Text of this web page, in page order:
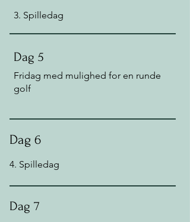
3. Spilledag
Dag 5
Fridag med mulighed for en runde
golf
Dag 6
4. Spilledag
Dag 7